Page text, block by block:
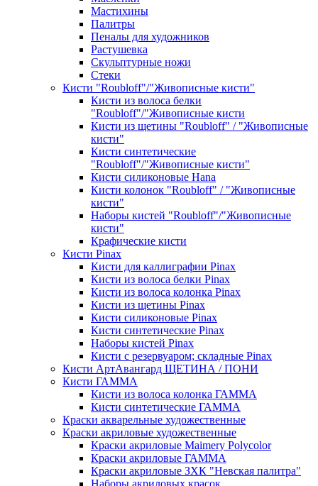
Мастихины
Палитры
Пеналы для художников
Растушевка
Скульптурные ножи
Стеки
Кисти "Roubloff"/"Живописные кисти"
Кисти из волоса белки
"Roubloff"/"Живописные кисти
Кисти из щетины "Roubloff" / "Живописные
кисти"
Кисти синтетические
"Roubloff"/"Живописные кисти"
Кисти силиконовые Hana
Кисти колонок "Roubloff" / "Живописные
кисти"
Наборы кистей "Roubloff"/"Живописные
кисти"
Крафические кисти
Кисти Pinax
Кисти для каллиграфии Pinax
Кисти из волоса белки Pinax
Кисти из волоса колонка Pinax
Кисти из щетины Pinax
Кисти силиконовые Pinax
Кисти синтетические Pinax
Наборы кистей Pinax
Кисти с резервуаром; складные Pinax
Кисти АртАвангард ЩЕТИНА / ПОНИ
Кисти ГАММА
Кисти из волоса колонка ГАММА
Кисти синтетические ГАММА
Краски акварельные художественные
Краски акриловые художественные
Краски акриловые Maimery Polycolor
Краски акриловые ГАММА
Краски акриловые ЗХК "Невская палитра"
Наборы акриловых красок